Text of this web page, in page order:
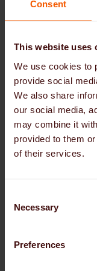
Consent
This website uses
We use cookies to
provide social
We also share
our social media,
may combine it
provided to them
of their services.
Necessary
Preferences
поемане на
търговска
Цифрова
за
която
Германия,